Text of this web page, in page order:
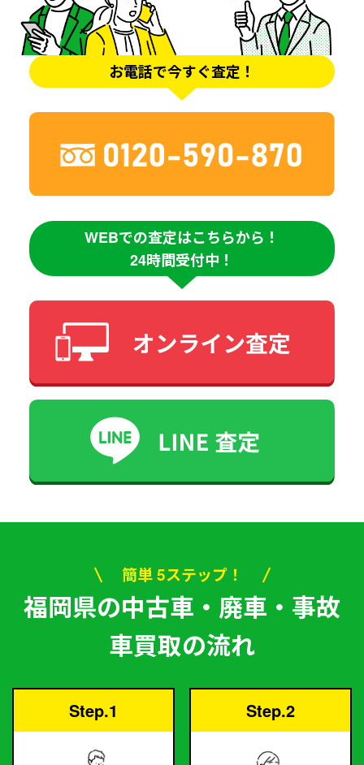
お電話で今すぐ査定！
WEBでの査定はこちらから！
24時間受付中！
簡単 5ステップ！
福岡県の中古車・廃車・事故
車買取の流れ
Step.1 Step.2